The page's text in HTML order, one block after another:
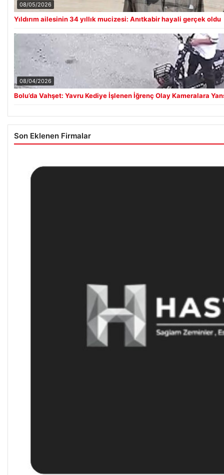
08/05/2026
Yıldırım ailesinin 34 yıllık mucizesi: Anıtkabir hayali gerçek oldu
08/04/2026
Bolu’da Vahşet: Yavru Kediye İşlenen İğrenç Olay Kameralara
Son Eklenen Firmalar